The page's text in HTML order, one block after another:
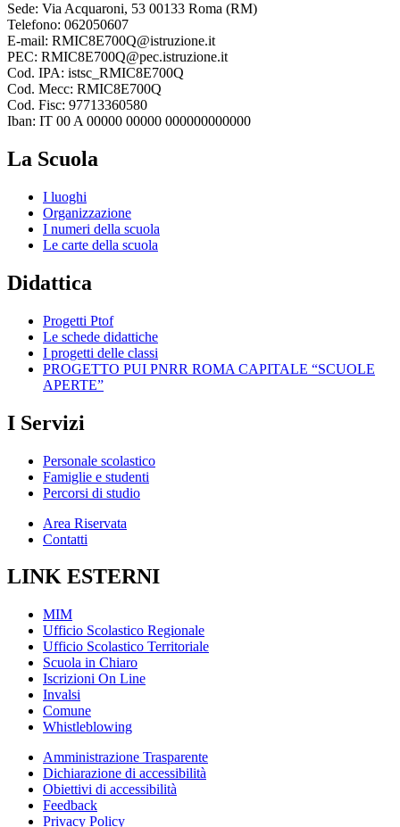
Sede: Via Acquaroni, 53 00133 Roma (RM)
Telefono: 062050607
E-mail: RMIC8E700Q@istruzione.it
PEC: RMIC8E700Q@pec.istruzione.it
Cod. IPA: istsc_RMIC8E700Q
Cod. Mecc: RMIC8E700Q
Cod. Fisc: 97713360580
Iban: IT 00 A 00000 00000 000000000000
La Scuola
I luoghi
Organizzazione
I numeri della scuola
Le carte della scuola
Didattica
Progetti Ptof
Le schede didattiche
I progetti delle classi
PROGETTO PUI PNRR ROMA CAPITALE “SCUOLE
APERTE”
I Servizi
Personale scolastico
Famiglie e studenti
Percorsi di studio
Area Riservata
Contatti
LINK ESTERNI
MIM
Ufficio Scolastico Regionale
Ufficio Scolastico Territoriale
Scuola in Chiaro
Iscrizioni On Line
Invalsi
Comune
Whistleblowing
Amministrazione Trasparente
Dichiarazione di accessibilità
Obiettivi di accessibilità
Feedback
Privacy Policy